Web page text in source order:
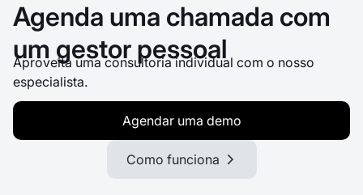
Agenda uma chamada com
um gestor pessoal
Aproveita uma consultoria individual com o nosso
especialista.
Agendar uma demo
Como funciona